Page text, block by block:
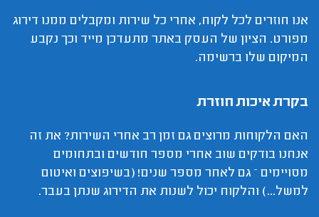
אנו חוזרים לכל לקוח, אחרי כל שירות ומקבלים ממנו דירוג
מפורט. הציון של העסק באתר מתעדכן מייד וכך נקבע
המיקום שלו ברשימה.
בקרת איכות חוזרת
האם הלקוחות מרוצים גם זמן רב אחרי השירות? את זה
אנחנו בודקים שוב אחרי מספר חודשים ובתחומים
מסויימים – גם לאחר מספר שנים! (בשיפוצים ואיטום
למשל...) והלקוח יכול לשנות את הדירוג שנתן בעבר.